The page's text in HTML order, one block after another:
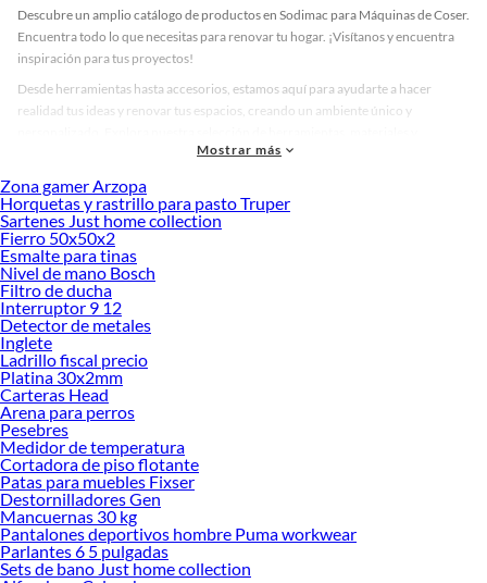
Descubre un amplio catálogo de productos en Sodimac para Máquinas de Coser.
Encuentra todo lo que necesitas para renovar tu hogar. ¡Visítanos y encuentra
inspiración para tus proyectos!
Desde herramientas hasta accesorios, estamos aquí para ayudarte a hacer
realidad tus ideas y renovar tus espacios, creando un ambiente único y
accesorios de calidad que te ayudarán a crear un espacio más tú.
Desde remodelaciones hasta proyectos de decoración, estamos aquí para hacer
tus ideas realidad. ¡Visítanos y encuentra todo lo que tenemos para ofrecerte en
Máquinas de Coser!
Explora la variedad de productos de Máquinas de Coser en Sodimac
Herramientas, materiales y accesorios de calidad para tus proyectos y
renovación de espacios. ¡Visítanos y descubre todo lo que tenemos para
ofrecerte!
Encuentra una amplia variedad de productos de Máquinas de Coser en Sodimac.
Encuentra todo lo necesario para tus proyectos de renovación y decoración.
¡Visítanos y haz tus ideas realidad!
Mostrar más
Zona gamer Arzopa
Horquetas y rastrillo para pasto Truper
Sartenes Just home collection
Fierro 50x50x2
Esmalte para tinas
Nivel de mano Bosch
Filtro de ducha
Interruptor 9 12
Detector de metales
Inglete
Ladrillo fiscal precio
Platina 30x2mm
Carteras Head
Arena para perros
Pesebres
Medidor de temperatura
Cortadora de piso flotante
Patas para muebles Fixser
Destornilladores Gen
Mancuernas 30 kg
Pantalones deportivos hombre Puma workwear
Parlantes 6 5 pulgadas
Sets de bano Just home collection